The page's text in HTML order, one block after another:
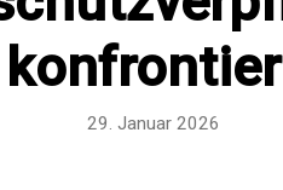
29. Januar 2026